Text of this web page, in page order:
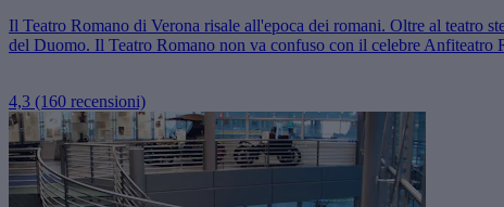
Il Teatro Romano di Verona risale all'epoca dei romani. Oltre al teatro
del Duomo. Il Teatro Romano non va confuso con il celebre Anfiteatro
4,3 (160 recensioni)